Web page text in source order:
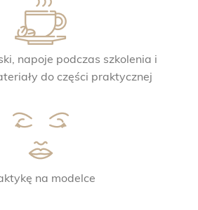
napoje podczas szkolenia i
do części praktycznej
na modelce